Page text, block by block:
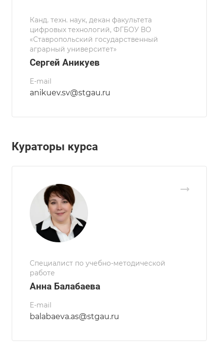
Канд. техн. наук, декан факультета
цифровых технологий, ФГБОУ ВО
«Ставропольский государственный
аграрный университет»
Сергей Аникуев
E-mail
anikuev.sv@stgau.ru
Кураторы курса
Специалист по учебно-методической
работе
Анна Балабаева
E-mail
balabaeva.as@stgau.ru